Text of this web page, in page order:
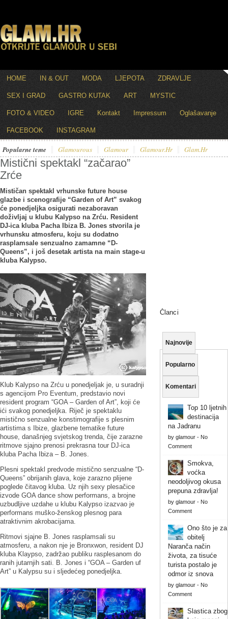
HOME IN & OUT MODA LJEPOTA ZDRAVLJE
SEX I GRAD GASTRO KUTAK ART MYSTIC
FOTO & VIDEO IGRE Kontakt Impressum Oglašavanje
FACEBOOK INSTAGRAM
Popularne teme Glamourous Glamour Glamour.hr Glam.hr
Mistični spektakl “začarao”
Zrće
Mističan spektakl vrhunske future house
glazbe i scenografije “Garden of Art” svakog
će ponedjeljka osigurati nezaboravan
doživljaj u klubu Kalypso na Zrću. Resident
DJ-ica kluba Pacha Ibiza B. Jones stvorila je
vrhunsku atmosferu, koju su dodatno
rasplamsale senzualno zamamne “D-
Queens”, i još desetak artista na main stage-u
kluba Kalypso.
Klub Kalypso na Zrću u ponedjeljak je, u suradnji
s agencijom Pro Eventum, predstavio novi
resident program “GOA – Garden of Art”, koji će
ići svakog ponedjeljka. Riječ je spektaklu
mistično senzualne konstimografije s plesnim
artistima s Ibize, glazbene tematike future
house, današnjeg svjetskog trenda, čije zarazne
ritmove sjajno prenosi prekrasna tour DJ-ica
kluba Pacha Ibiza – B. Jones.
Plesni spektakl predvode mistično senzualne “D-
Queens” obrijanih glava, koje zarazno plijene
poglede čitavog kluba. Uz njih sexy plesačice
izvode GOA dance show performans, a brojne
uzbudljive uzdahe u klubu Kalypso izazvao je
performans muško-ženskog plesnog para
atraktivnim akrobacijama.
Ritmovi sjajne B. Jones rasplamsali su
atmosferu, a nakon nje je Bronxwon, resident DJ
kluba Klaypso, zadržao publiku rasplesanom do
ranih jutarnjih sati. B. Jones i “GOA – Garden uf
Art” u Kalypsu su i sljedećeg ponedjeljka.
Članci
Najnovije
Popularno
Komentari
Top 10 ljetnih
destinacija
na Jadranu
by glamour- No
Comment
Smokva,
voćka
neodoljivog okusa
prepuna zdravlja!
by glamour- No
Comment
Ono što je za
obitelj
Naranča način
života, za tisuće
turista postalo je
odmor iz snova
by glamour- No
Comment
Slastica zbog